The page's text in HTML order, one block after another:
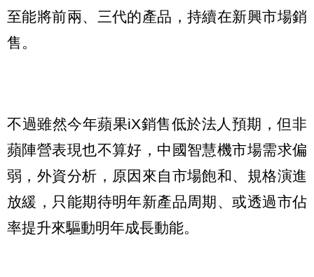
至能將前兩、三代的產品，持續在新興市場銷
售。
不過雖然今年蘋果iX銷售低於法人預期，但非
蘋陣營表現也不算好，中國智慧機市場需求偏
弱，外資分析，原因來自市場飽和、規格演進
放緩，只能期待明年新產品周期、或透過市佔
率提升來驅動明年成長動能。